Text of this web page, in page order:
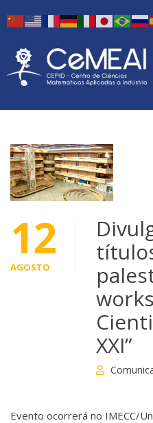
12
AGOSTO
XXI”
Evento ocorrerá no IMECC/